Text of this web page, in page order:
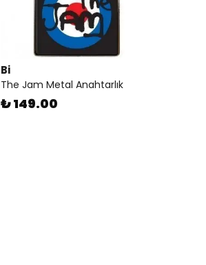
Bi
The Jam Metal Anahtarlık
₺ 149.00